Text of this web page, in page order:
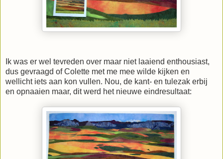
Ik was er wel tevreden over maar niet laaiend enthousiast,
dus gevraagd of Colette met me mee wilde kijken en
wellicht iets aan kon vullen. Nou, de kant- en tulezak erbij
en opnaaien maar, dit werd het nieuwe eindresultaat: